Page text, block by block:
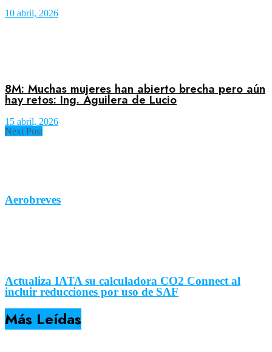
10 abril, 2026
8M: Muchas mujeres han abierto brecha pero aún
hay retos: Ing. Aguilera de Lucio
15 abril, 2026
Next Post
Aerobreves
Actualiza IATA su calculadora CO2 Connect al
incluir reducciones por uso de SAF
Más Leídas